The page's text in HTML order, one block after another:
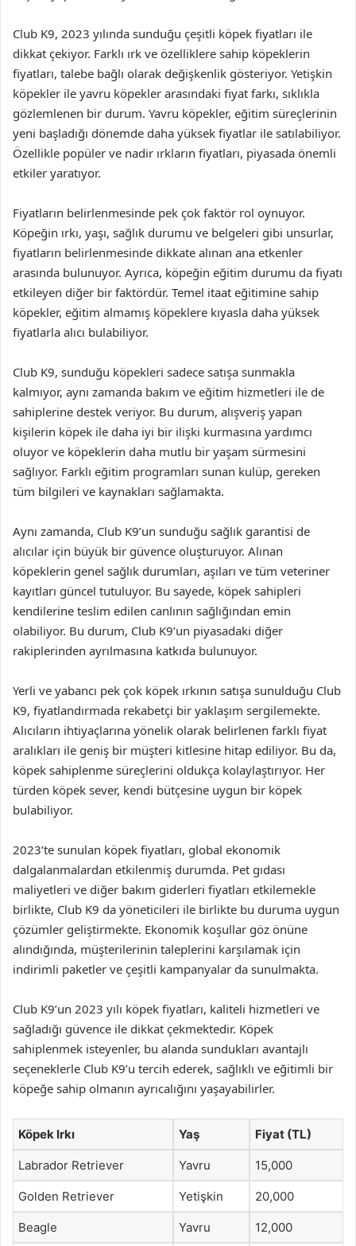
Club K9, 2023 yılında sunduğu çeşitli köpek fiyatları ile
dikkat çekiyor. Farklı ırk ve özelliklere sahip köpeklerin
fiyatları, talebe bağlı olarak değişkenlik gösteriyor. Yetişkin
köpekler ile yavru köpekler arasındaki fiyat farkı, sıklıkla
gözlemlenen bir durum. Yavru köpekler, eğitim süreçlerinin
yeni başladığı dönemde daha yüksek fiyatlar ile satılabiliyor.
Özellikle popüler ve nadir ırkların fiyatları, piyasada önemli
etkiler yaratıyor.
Fiyatların belirlenmesinde pek çok faktör rol oynuyor.
Köpeğin ırkı, yaşı, sağlık durumu ve belgeleri gibi unsurlar,
fiyatların belirlenmesinde dikkate alınan ana etkenler
arasında bulunuyor. Ayrıca, köpeğin eğitim durumu da fiyatı
etkileyen diğer bir faktördür. Temel itaat eğitimine sahip
köpekler, eğitim almamış köpeklere kıyasla daha yüksek
fiyatlarla alıcı bulabiliyor.
Club K9, sunduğu köpekleri sadece satışa sunmakla
kalmıyor, aynı zamanda bakım ve eğitim hizmetleri ile de
sahiplerine destek veriyor. Bu durum, alışveriş yapan
kişilerin köpek ile daha iyi bir ilişki kurmasına yardımcı
oluyor ve köpeklerin daha mutlu bir yaşam sürmesini
sağlıyor. Farklı eğitim programları sunan kulüp, gereken
tüm bilgileri ve kaynakları sağlamakta.
Aynı zamanda, Club K9’un sunduğu sağlık garantisi de
alıcılar için büyük bir güvence oluşturuyor. Alınan
köpeklerin genel sağlık durumları, aşıları ve tüm veteriner
kayıtları güncel tutuluyor. Bu sayede, köpek sahipleri
kendilerine teslim edilen canlının sağlığından emin
olabiliyor. Bu durum, Club K9’un piyasadaki diğer
rakiplerinden ayrılmasına katkıda bulunuyor.
Yerli ve yabancı pek çok köpek ırkının satışa sunulduğu Club
K9, fiyatlandırmada rekabetçi bir yaklaşım sergilemekte.
Alıcıların ihtiyaçlarına yönelik olarak belirlenen farklı fiyat
aralıkları ile geniş bir müşteri kitlesine hitap ediliyor. Bu da,
köpek sahiplenme süreçlerini oldukça kolaylaştırıyor. Her
türden köpek sever, kendi bütçesine uygun bir köpek
bulabiliyor.
2023’te sunulan köpek fiyatları, global ekonomik
dalgalanmalardan etkilenmiş durumda. Pet gıdası
maliyetleri ve diğer bakım giderleri fiyatları etkilemekle
birlikte, Club K9 da yöneticileri ile birlikte bu duruma uygun
çözümler geliştirmekte. Ekonomik koşullar göz önüne
alındığında, müşterilerinin taleplerini karşılamak için
indirimli paketler ve çeşitli kampanyalar da sunulmakta.
Club K9’un 2023 yılı köpek fiyatları, kaliteli hizmetleri ve
sağladığı güvence ile dikkat çekmektedir. Köpek
sahiplenmek isteyenler, bu alanda sundukları avantajlı
seçeneklerle Club K9’u tercih ederek, sağlıklı ve eğitimli bir
köpeğe sahip olmanın ayrıcalığını yaşayabilirler.
Köpek Irkı Yaş Fiyat (TL)
Labrador Retriever Yavru 15,000
Golden Retriever Yetişkin 20,000
Beagle Yavru 12,000